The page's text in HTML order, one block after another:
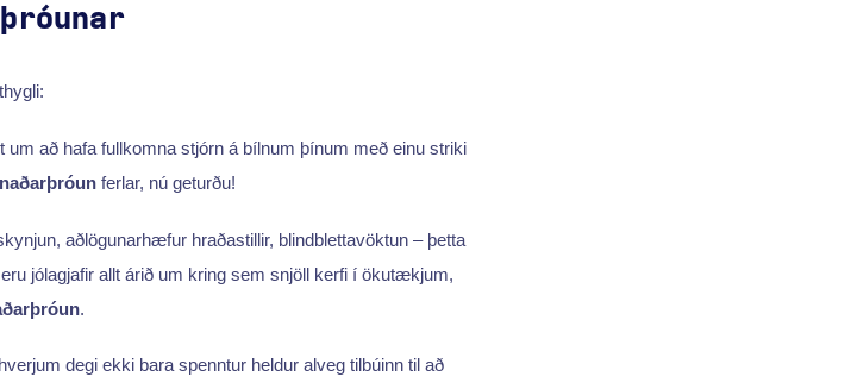
um að hafa fullkomna stjórn á bílnum þínum með einu striki
ferlar, nú geturðu!
aðlögunarhæfur hraðastillir, blindblettavöktun – þetta
jólagjafir allt árið um kring sem snjöll kerfi í ökutækjum,
.
degi ekki bara spenntur heldur alveg tilbúinn til að